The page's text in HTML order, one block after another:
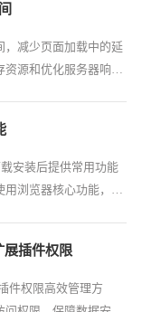
，减少页面加载中的延
资源和优化服务器响
安装后提供常用功能
用浏览器核心功能，提
展插件权限
件权限高效管理方